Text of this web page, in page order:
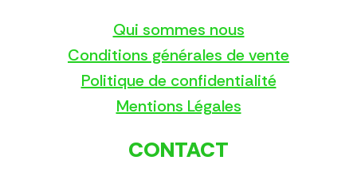
Qui sommes nous
Conditions générales de vente
Politique de confidentialité
Mentions Légales
CONTACT